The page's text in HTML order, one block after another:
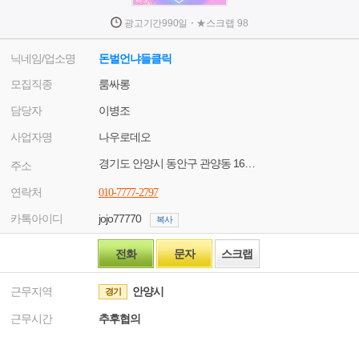
광고기간990일 · ★스크랩 98
닉네임/업소명
돈벌언냐들클릭
모집직종
룸싸롱
담당자 이병조
사업자명 나우로데오
주소
연락처 010-7777-2797
카톡아이디 jojo77770 복사
전화 문자 스크랩
근무지역 경기 안양시
근무시간 추후협의